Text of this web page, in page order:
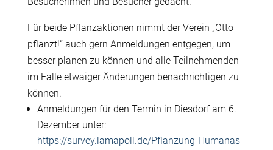
Für beide Pflanzaktionen nimmt der Verein „Otto
pflanzt!“ auch gern Anmeldungen entgegen, um
besser planen zu können und alle Teilnehmenden
im Falle etwaiger Änderungen benachrichtigen zu
können.
Anmeldungen für den Termin in Diesdorf am 6.
Dezember unter:
https://survey.lamapoll.de/Pflanzung-Humanas-